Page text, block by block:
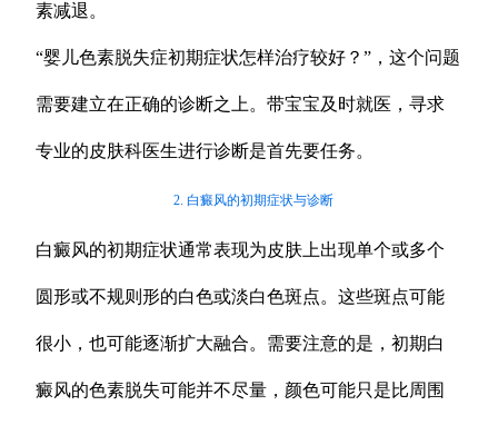
素减退。
“婴儿色素脱失症初期症状怎样治疗较好？”，这个问题
需要建立在正确的诊断之上。带宝宝及时就医，寻求
专业的皮肤科医生进行诊断是首先要任务。
2. 白癜风的初期症状与诊断
白癜风的初期症状通常表现为皮肤上出现单个或多个
圆形或不规则形的白色或淡白色斑点。这些斑点可能
很小，也可能逐渐扩大融合。需要注意的是，初期白
癜风的色素脱失可能并不尽量，颜色可能只是比周围